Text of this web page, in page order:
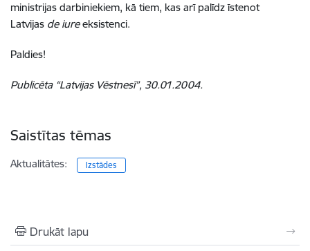
ministrijas darbiniekiem, kā tiem, kas arī palīdz īstenot
Latvijas de iureeksistenci.
Paldies!
Publicēta “Latvijas Vēstnesī”, 30.01.2004.
Saistītas tēmas
Aktualitātes: Izstādes
Drukāt lapu